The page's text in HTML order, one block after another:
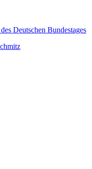
Deutschen Bundestages